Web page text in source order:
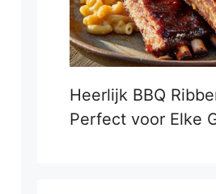
Heerlijk BBQ
Perfect voor Elke